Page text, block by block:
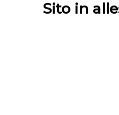
Sito in